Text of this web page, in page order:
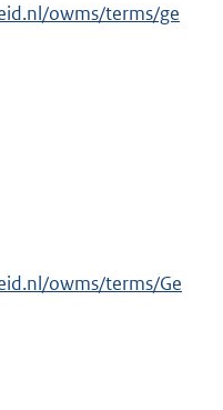
owms/terms/ge
owms/terms/Ge